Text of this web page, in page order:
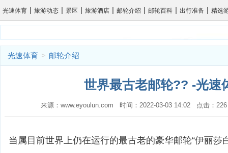
光速体育 | 旅游动态 | 景区 | 旅游酒店 | 邮轮介绍 | 邮轮百科 | 出行准备 | 精选
光速体育 > 邮轮介绍
世界最古老邮轮?? -光速
来源：www.eyoulun.com 时间：2022-03-03 14:02 点击：
当属目前世界上仍在运行的最古老的豪华邮轮“伊丽莎